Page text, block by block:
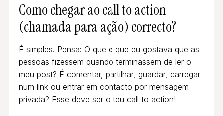
Como chegar ao call to action
(chamada para ação) correcto?
É simples. Pensa: O que é que eu gostava que as
pessoas fizessem quando terminassem de ler o
meu post? É comentar, partilhar, guardar, carregar
num link ou entrar em contacto por mensagem
privada? Esse deve ser o teu call to action!